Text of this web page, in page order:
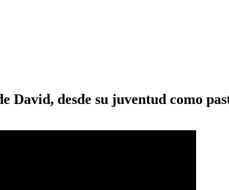
desde su juventud como